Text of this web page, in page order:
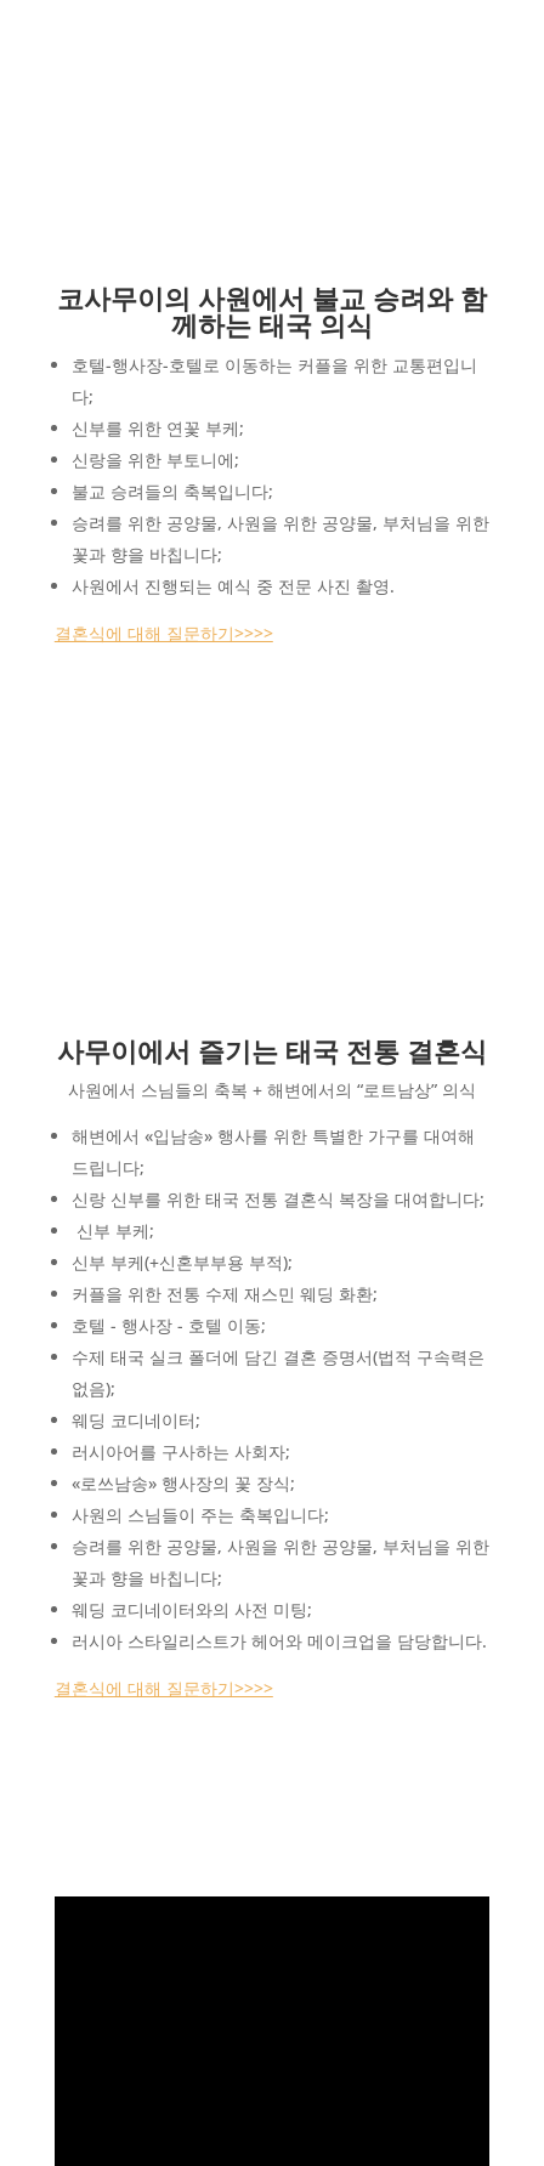
코사무이의 사원에서 불교 승려와 함
께하는 태국 의식
호텔-행사장-호텔로 이동하는 커플을 위한 교통편입니
다;
신부를 위한 연꽃 부케;
신랑을 위한 부토니에;
불교 승려들의 축복입니다;
승려를 위한 공양물, 사원을 위한 공양물, 부처님을 위한
꽃과 향을 바칩니다;
사원에서 진행되는 예식 중 전문 사진 촬영.
결혼식에 대해 질문하기>>>>
사무이에서 즐기는 태국 전통 결혼식
사원에서 스님들의 축복 + 해변에서의 “로트남상” 의식
해변에서 «입남송» 행사를 위한 특별한 가구를 대여해
드립니다;
신랑 신부를 위한 태국 전통 결혼식 복장을 대여합니다;
신부 부케;
신부 부케(+신혼부부용 부적);
커플을 위한 전통 수제 재스민 웨딩 화환;
호텔 - 행사장 - 호텔 이동;
수제 태국 실크 폴더에 담긴 결혼 증명서(법적 구속력은
없음);
웨딩 코디네이터;
러시아어를 구사하는 사회자;
«로쓰남송» 행사장의 꽃 장식;
사원의 스님들이 주는 축복입니다;
승려를 위한 공양물, 사원을 위한 공양물, 부처님을 위한
꽃과 향을 바칩니다;
웨딩 코디네이터와의 사전 미팅;
러시아 스타일리스트가 헤어와 메이크업을 담당합니다.
결혼식에 대해 질문하기>>>>